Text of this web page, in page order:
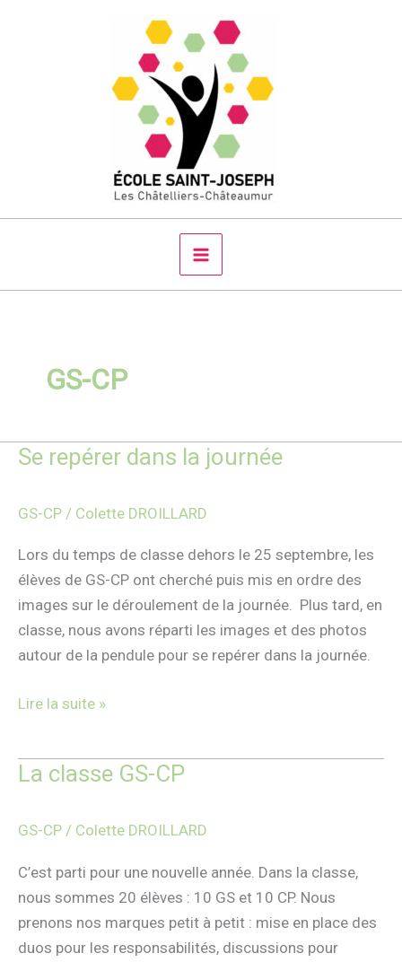
GS-CP
Se repérer dans la journée
GS-CP / Colette DROILLARD
Lors du temps de classe dehors le 25 septembre, les
élèves de GS-CP ont cherché puis mis en ordre des
images sur le déroulement de la journée. Plus tard, en
classe, nous avons réparti les images et des photos
autour de la pendule pour se repérer dans la journée.
Se
dans
journée
Lire la suite »
La classe GS-CP
GS-CP / Colette DROILLARD
C’est parti pour une nouvelle année. Dans la classe,
nous sommes 20 élèves : 10 GS et 10 CP. Nous
prenons nos marques petit à petit : mise en place des
duos pour les responsabilités, discussions pour
La
GS-